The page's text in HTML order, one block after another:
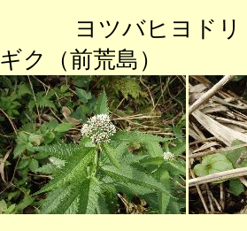
ヨツバヒヨド
ギク（前荒島）